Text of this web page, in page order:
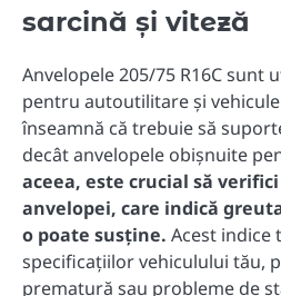
sarcină și viteză
Anvelopele 205/75 R16C sunt
pentru autoutilitare și
înseamnă că trebuie să
decât anvelopele obișnuite
aceea, este crucial să
anvelopei, care indică
o poate susține. Acest indice
specificațiilor vehiculului tău,
prematură sau probleme de